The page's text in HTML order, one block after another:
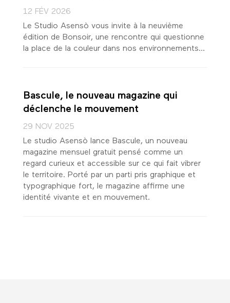
12 FÉV 2026
Le Studio Asensò vous invite à la neuvième
édition de Bonsoir, une rencontre qui questionne
la place de la couleur dans nos environnements...
Bascule, le nouveau magazine qui
déclenche le mouvement
29 NOV 2025
Le studio Asensò lance Bascule, un nouveau
magazine mensuel gratuit pensé comme un
regard curieux et accessible sur ce qui fait vibrer
le territoire. Porté par un parti pris graphique et
typographique fort, le magazine affirme une
identité vivante et en mouvement.